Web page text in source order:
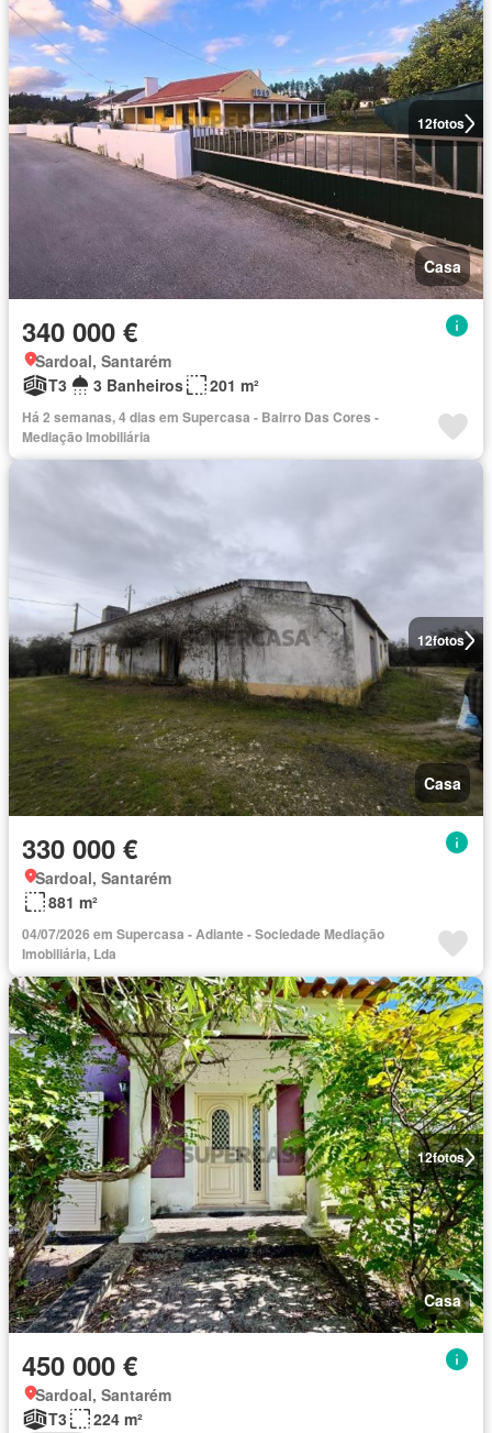
12fotos
Casa
340 000 €
Sardoal, Santarém
T3
3 Banheiros 201 m²
Há 2 semanas, 4 dias em Supercasa - Bairro Das Cores -
Mediação Imobiliária
12fotos
Casa
330 000 €
Sardoal, Santarém
881 m²
04/07/2026 em Supercasa - Adiante - Sociedade Mediação
Imobiliária, Lda
12fotos
Casa
450 000 €
Sardoal, Santarém
T3
224 m²